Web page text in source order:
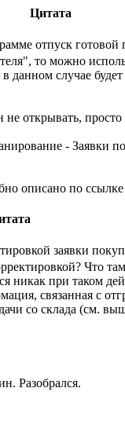
Цитата
отпуск готовой
то можно
данном случае
не открывать,
- Заявки
описано по
заявки
Что
никак при таком
связанная с
со склада (см.
Разобрался.